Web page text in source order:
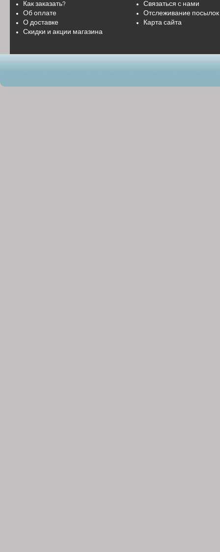
Как заказать?
Об оплате
О доставке
Скидки и акции магазина
Связаться с нами
Отслеживание посылок
Карта сайта